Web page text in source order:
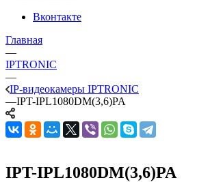
Вконтакте
Главная
—
IPTRONIC
—
IP-видеокамеры IPTRONIC
—IPT-IPL1080DM(3,6)PA
IPT-IPL1080DM(3,6)PA